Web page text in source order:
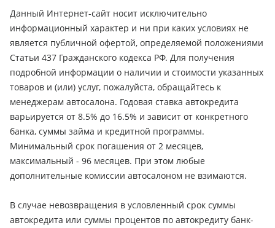
Данный Интернет-сайт носит исключительно
информационный характер и ни при каких условиях не
является публичной офертой, определяемой положениями
Статьи 437 Гражданского кодекса РФ. Для получения
подробной информации о наличии и стоимости указанных
товаров и (или) услуг, пожалуйста, обращайтесь к
менеджерам автосалона. Годовая ставка автокредита
варьируется от 8.5% до 16.5% и зависит от конкретного
банка, суммы займа и кредитной программы.
Минимальный срок погашения от 2 месяцев,
максимальный - 96 месяцев. При этом любые
дополнительные комиссии автосалоном не взимаются.
В случае невозвращения в условленный срок суммы
автокредита или суммы процентов по автокредиту банк-